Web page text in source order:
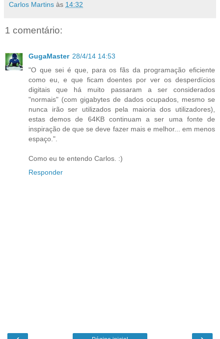
Carlos Martins às 14:32
1 comentário:
GugaMaster 28/4/14 14:53
"O que sei é que, para os fãs da programação eficiente
como eu, e que ficam doentes por ver os desperdícios
digitais que há muito passaram a ser considerados
"normais" (com gigabytes de dados ocupados, mesmo se
nunca irão ser utilizados pela maioria dos utilizadores),
estas demos de 64KB continuam a ser uma fonte de
inspiração de que se deve fazer mais e melhor... em menos
espaço.".
Como eu te entendo Carlos. :)
Responder